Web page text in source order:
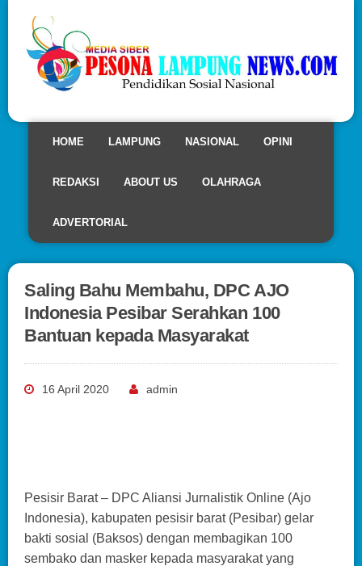
HOME LAMPUNG NASIONAL OPINI
REDAKSI ABOUT US OLAHRAGA
ADVERTORIAL
Saling Bahu Membahu, DPC AJO
Indonesia Pesibar Serahkan 100
Bantuan kepada Masyarakat
16 April 2020 admin
Pesisir Barat – DPC Aliansi Jurnalistik Online (Ajo
Indonesia), kabupaten pesisir barat (Pesibar) gelar
bakti sosial (Baksos) dengan membagikan 100
sembako dan masker kepada masyarakat yang